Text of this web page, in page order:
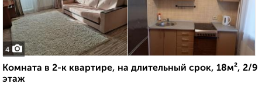
4
Комната в 2-к квартире, на длительный срок, 18м², 2/9
этаж